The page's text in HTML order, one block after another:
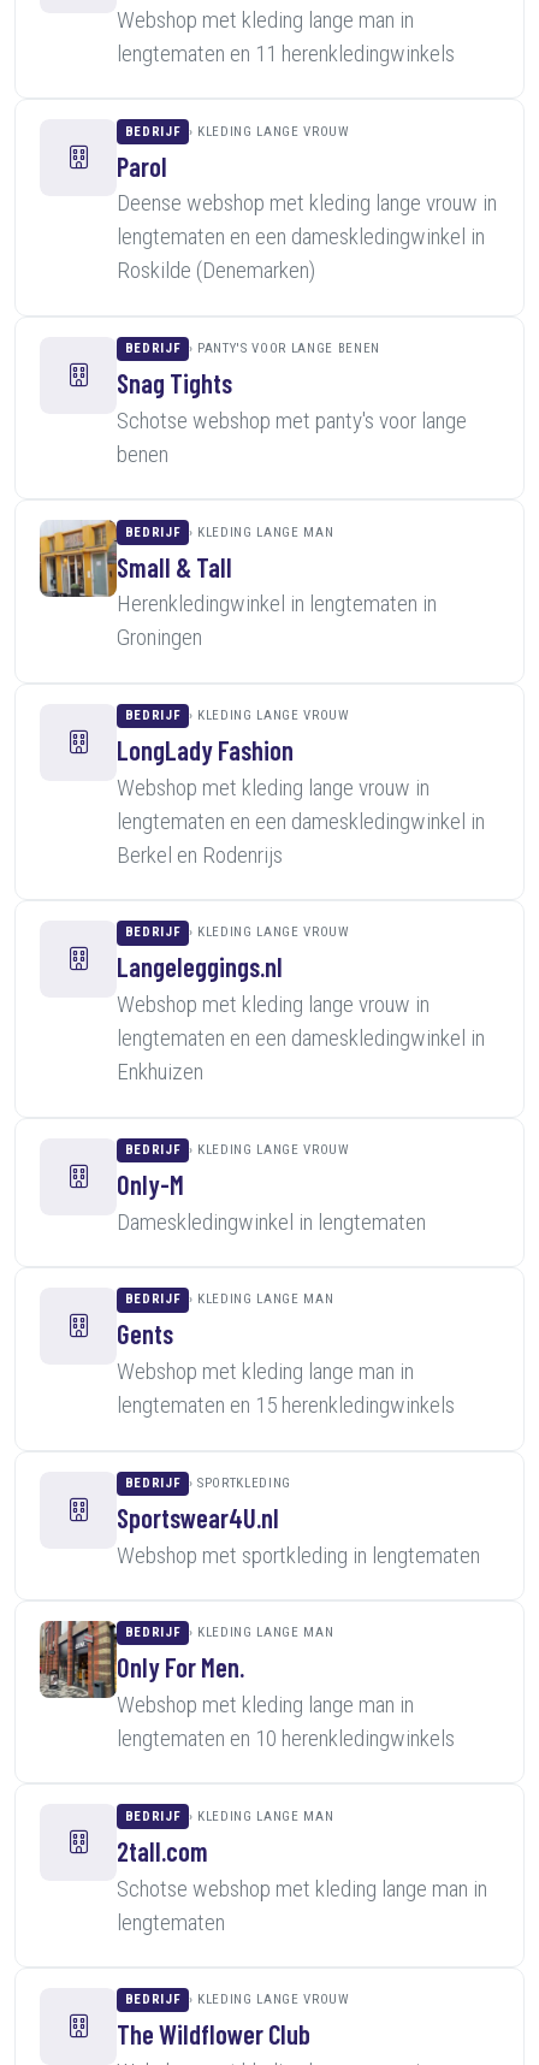
Webshop met kleding lange man in
lengtematen en 11 herenkledingwinkels
BEDRIJF KLEDING LANGE VROUW
Parol
Deense webshop met kleding lange vrouw in
lengtematen en een dameskledingwinkel in
Roskilde (Denemarken)
BEDRIJF PANTY'S VOOR LANGE BENEN
Snag Tights
Schotse webshop met panty's voor lange
benen
BEDRIJF KLEDING LANGE MAN
Small & Tall
Herenkledingwinkel in lengtematen in
Groningen
BEDRIJF KLEDING LANGE VROUW
LongLady Fashion
Webshop met kleding lange vrouw in
lengtematen en een dameskledingwinkel in
Berkel en Rodenrijs
BEDRIJF KLEDING LANGE VROUW
Langeleggings.nl
Webshop met kleding lange vrouw in
lengtematen en een dameskledingwinkel in
Enkhuizen
BEDRIJF KLEDING LANGE VROUW
Only-M
Dameskledingwinkel in lengtematen
BEDRIJF KLEDING LANGE MAN
Gents
Webshop met kleding lange man in
lengtematen en 15 herenkledingwinkels
BEDRIJF SPORTKLEDING
Sportswear4U.nl
Webshop met sportkleding in lengtematen
BEDRIJF KLEDING LANGE MAN
Only For Men.
Webshop met kleding lange man in
lengtematen en 10 herenkledingwinkels
BEDRIJF KLEDING LANGE MAN
2tall.com
Schotse webshop met kleding lange man in
lengtematen
BEDRIJF KLEDING LANGE VROUW
The Wildflower Club